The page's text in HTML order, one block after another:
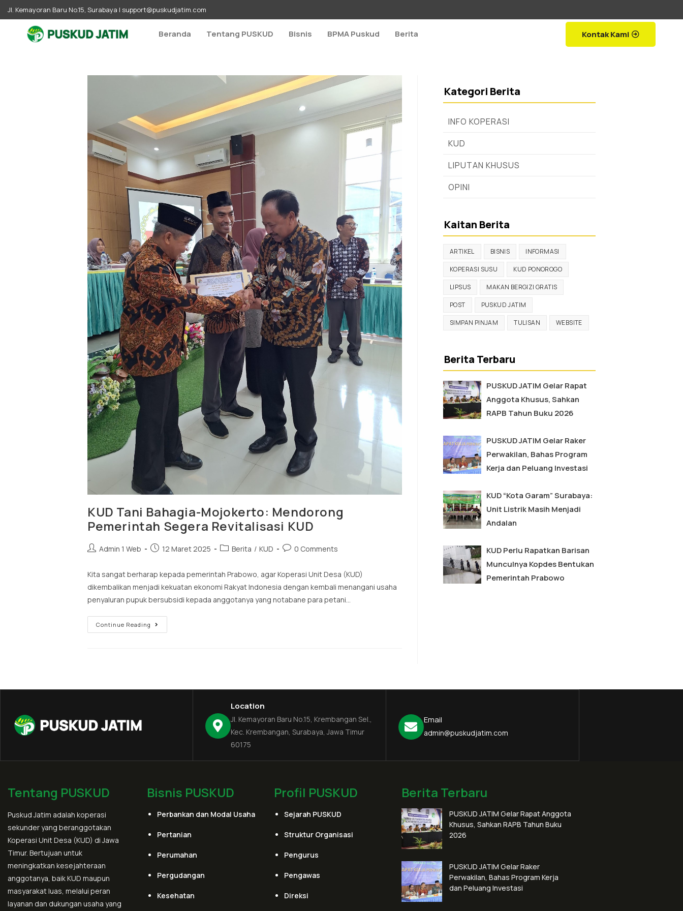
Jl. Kemayoran Baru No.15, Surabaya | support@puskudjatim.com
Beranda Tentang PUSKUD Bisnis BPMA Puskud Berita Kontak Kami
KUD Tani Bahagia-Mojokerto: Mendorong
Pemerintah Segera Revitalisasi KUD
Admin 1 Web 12 Maret 2025 Berita / KUD 0 Comments
Kita sangat berharap kepada pemerintah Prabowo, agar Koperasi Unit Desa (KUD)
dikembalikan menjadi kekuatan ekonomi Rakyat Indonesia dengan kembali menangani usaha
penyaluran pupuk bersubsidi kepada anggotanya yang notabane para petani…
Continue Reading
Kategori Berita
INFO KOPERASI
KUD
LIPUTAN KHUSUS
OPINI
Kaitan Berita
ARTIKEL BISNIS INFORMASI
KOPERASI SUSU KUD PONOROGO
LIPSUS MAKAN BERGIZI GRATIS
POST PUSKUD JATIM
SIMPAN PINJAM TULISAN WEBSITE
Berita Terbaru
PUSKUD JATIM Gelar Rapat
Anggota Khusus, Sahkan
RAPB Tahun Buku 2026
PUSKUD JATIM Gelar Raker
Perwakilan, Bahas Program
Kerja dan Peluang Investasi
KUD “Kota Garam” Surabaya:
Unit Listrik Masih Menjadi
Andalan
KUD Perlu Rapatkan Barisan
Munculnya Kopdes Bentukan
Pemerintah Prabowo
Location
Jl. Kemayoran Baru No.15, Krembangan Sel.,
Kec. Krembangan, Surabaya, Jawa Timur
60175
Email
admin@puskudjatim.com
Tentang PUSKUD
Puskud Jatim adalah koperasi
sekunder yang beranggotakan
Koperasi Unit Desa (KUD) di Jawa
Timur. Bertujuan untuk
meningkatkan kesejahteraan
anggotanya, baik KUD maupun
masyarakat luas, melalui peran
layanan dan dukungan usaha yang
Bisnis PUSKUD
Perbankan dan Modal Usaha
Pertanian
Perumahan
Pergudangan
Kesehatan
Profil PUSKUD
Sejarah PUSKUD
Struktur Organisasi
Pengurus
Pengawas
Direksi
Berita Terbaru
PUSKUD JATIM Gelar Rapat Anggota
Khusus, Sahkan RAPB Tahun Buku
2026
PUSKUD JATIM Gelar Raker
Perwakilan, Bahas Program Kerja
dan Peluang Investasi